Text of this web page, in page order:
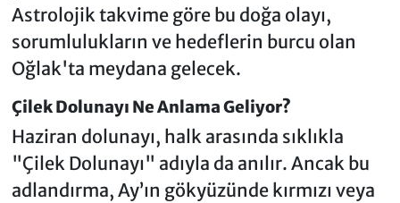
Astrolojik takvime göre bu doğa olayı,
sorumlulukların ve hedeflerin burcu olan
Oğlak'ta meydana gelecek.
Çilek Dolunayı Ne Anlama Geliyor?
Haziran dolunayı, halk arasında sıklıkla
"Çilek Dolunayı" adıyla da anılır. Ancak bu
adlandırma, Ay’ın gökyüzünde kırmızı veya